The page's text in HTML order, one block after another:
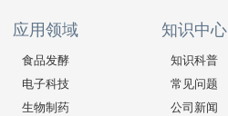
应用领域
食品发酵
电子科技
生物制药
知识中心
知识科普
常见问题
公司新闻